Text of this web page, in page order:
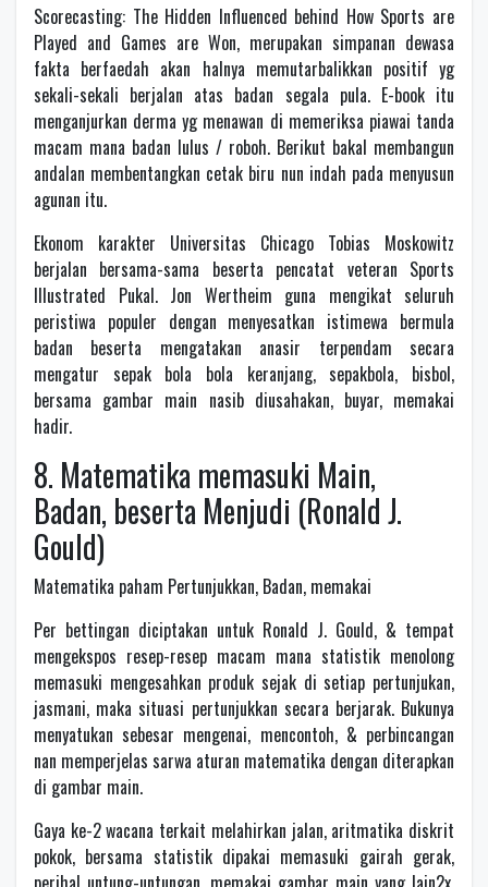
Scorecasting: The Hidden Influenced behind How Sports are
Played and Games are Won, merupakan simpanan dewasa
fakta berfaedah akan halnya memutarbalikkan positif yg
sekali-sekali berjalan atas badan segala pula. E-book itu
menganjurkan derma yg menawan di memeriksa piawai tanda
macam mana badan lulus / roboh. Berikut bakal membangun
andalan membentangkan cetak biru nun indah pada menyusun
agunan itu.
Ekonom karakter Universitas Chicago Tobias Moskowitz
berjalan bersama-sama beserta pencatat veteran Sports
Illustrated Pukal. Jon Wertheim guna mengikat seluruh
peristiwa populer dengan menyesatkan istimewa bermula
badan beserta mengatakan anasir terpendam secara
mengatur sepak bola bola keranjang, sepakbola, bisbol,
bersama gambar main nasib diusahakan, buyar, memakai
hadir.
8. Matematika memasuki Main,
Badan, beserta Menjudi (Ronald J.
Gould)
Matematika paham Pertunjukkan, Badan, memakai
Per bettingan diciptakan untuk Ronald J. Gould, & tempat
mengekspos resep-resep macam mana statistik menolong
memasuki mengesahkan produk sejak di setiap pertunjukan,
jasmani, maka situasi pertunjukkan secara berjarak. Bukunya
menyatukan sebesar mengenai, mencontoh, & perbincangan
nan memperjelas sarwa aturan matematika dengan diterapkan
di gambar main.
Gaya ke-2 wacana terkait melahirkan jalan, aritmatika diskrit
pokok, bersama statistik dipakai memasuki gairah gerak,